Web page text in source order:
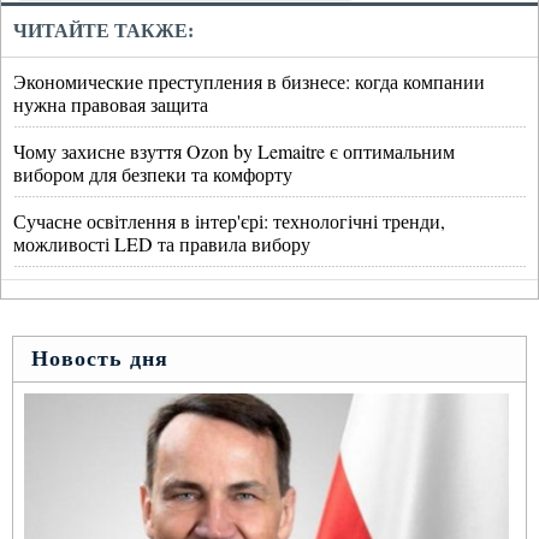
ЧИТАЙТЕ ТАКЖЕ:
Экономические преступления в бизнесе: когда компании
нужна правовая защита
Чому захисне взуття Ozon by Lemaitre є оптимальним
вибором для безпеки та комфорту
Сучасне освітлення в інтер'єрі: технологічні тренди,
можливості LED та правила вибору
Новость дня